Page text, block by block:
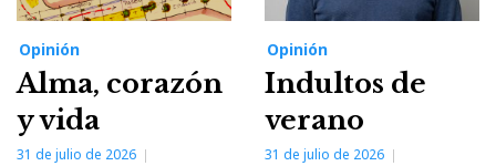
Opinión
Alma, corazón
y vida
31 de julio de 2026
Opinión
Indultos de
verano
31 de julio de 2026